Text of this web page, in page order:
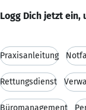
Logg Dich jetzt ein,
Praxisanleitung
Rettungsdienst
Büromanagement